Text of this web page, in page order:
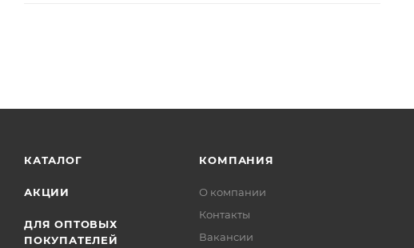
КАТАЛОГ
АКЦИИ
ДЛЯ ОПТОВЫХ
ПОКУПАТЕЛЕЙ
КОМПАНИЯ
О компании
Контакты
Вакансии